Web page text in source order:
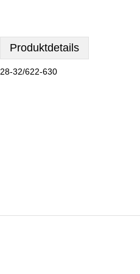
Produktdetails
28-32/622-630